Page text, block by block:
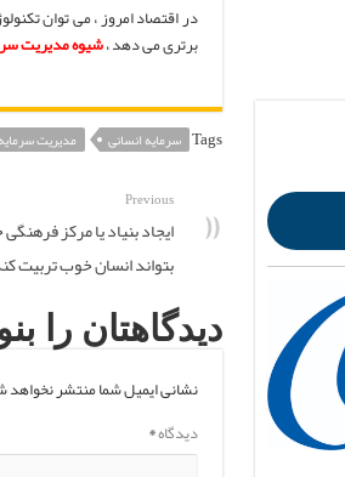
در اقتصاد امروز ، می توان
برتری می دهد ،شیوه مدیریت
Tags سرمایه انسانی مدیریت
Previous
ایجاد بنیاد یا مرکز
بتواند انسان خوب تربیت
دیدگاهتان را
نشانی ایمیل شما منتشر
دیدگاه*